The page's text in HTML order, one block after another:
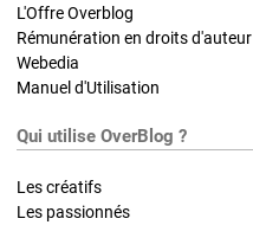
L'Offre Overblog
Rémunération en droits d'auteur
Webedia
Manuel d'Utilisation
Qui utilise OverBlog ?
Les créatifs
Les passionnés